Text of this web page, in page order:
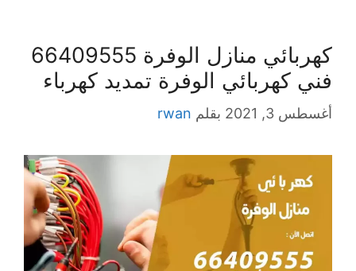
كهربائي منازل الوفرة 66409555
فني كهربائي الوفرة تمديد كهرباء
أغسطس 3, 2021 بقلم rwan